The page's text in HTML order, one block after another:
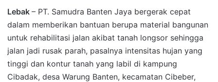
Lebak – PT. Samudra Banten Jaya bergerak cepat
dalam memberikan bantuan berupa material bangunan
untuk rehabilitasi jalan akibat tanah longsor sehingga
jalan jadi rusak parah, pasalnya intensitas hujan yang
tinggi dan kontur tanah yang labil di kampung
Cibadak, desa Warung Banten, kecamatan Cibeber,